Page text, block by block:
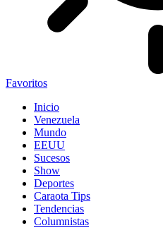
Favoritos
Inicio
Venezuela
Mundo
EEUU
Sucesos
Show
Deportes
Caraota Tips
Tendencias
Columnistas